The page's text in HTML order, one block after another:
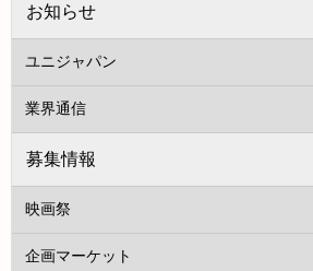
お知らせ
ユニジャパン
業界通信
募集情報
映画祭
企画マーケット